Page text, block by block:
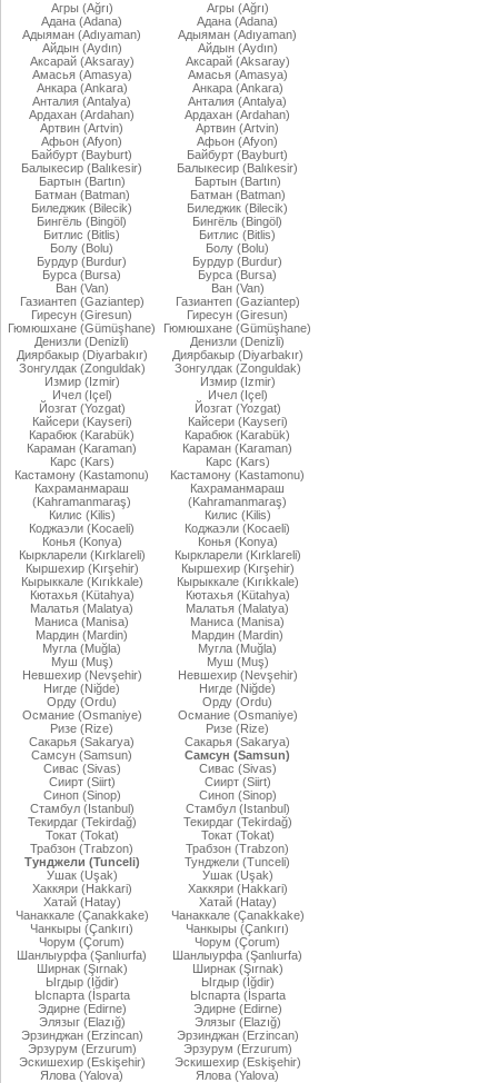
Агры (Ağrı)
Адана (Adana)
Адыяман (Adıyaman)
Айдын (Aydın)
Аксарай (Aksaray)
Амасья (Amasya)
Анкара (Ankara)
Анталия (Antalya)
Ардахан (Ardahan)
Артвин (Artvin)
Афьон (Afyon)
Байбурт (Bayburt)
Балыкесир (Balıkesir)
Бартын (Bartın)
Батман (Batman)
Биледжик (Bilecik)
Бингёль (Bingöl)
Битлис (Bitlis)
Болу (Bolu)
Бурдур (Burdur)
Бурса (Bursa)
Ван (Van)
Газиантеп (Gaziantep)
Гиресун (Giresun)
Гюмюшхане (Gümüşhane)
Денизли (Denizli)
Диярбакыр (Diyarbakır)
Зонгулдак (Zonguldak)
Измир (Izmir)
Ичел (Içel)
Йозгат (Yozgat)
Кайсери (Kayseri)
Карабюк (Karabük)
Караман (Karaman)
Карс (Kars)
Кастамону (Kastamonu)
Кахраманмараш
(Kahramanmaraş)
Килис (Kilis)
Коджаэли (Kocaeli)
Конья (Konya)
Кыркларели (Kırklareli)
Кыршехир (Kırşehir)
Кырыккале (Kırıkkale)
Кютахья (Kütahya)
Малатья (Malatya)
Маниса (Manisa)
Мардин (Mardin)
Мугла (Muğla)
Муш (Muş)
Невшехир (Nevşehir)
Нигде (Niğde)
Орду (Ordu)
Османие (Osmaniye)
Ризе (Rize)
Сакарья (Sakarya)
Самсун (Samsun)
Сивас (Sivas)
Сиирт (Siirt)
Синоп (Sinop)
Стамбул (Istanbul)
Текирдаг (Tekirdağ)
Токат (Tokat)
Трабзон (Trabzon)
Тунджели (Tunceli)
Ушак (Uşak)
Хаккяри (Hakkari)
Хатай (Hatay)
Чанаккале (Çanakkake)
Чанкыры (Çankırı)
Чорум (Çorum)
Шанлыурфа (Şanlıurfa)
Ширнак (Şırnak)
Ыгдыр (Iğdir)
Ыспарта (İsparta
Эдирне (Edirne)
Элязыг (Elazığ)
Эрзинджан (Erzincan)
Эрзурум (Erzurum)
Эскишехир (Eskişehir)
Ялова (Yalova)
Агры (Ağrı)
Адана (Adana)
Адыяман (Adıyaman)
Айдын (Aydın)
Аксарай (Aksaray)
Амасья (Amasya)
Анкара (Ankara)
Анталия (Antalya)
Ардахан (Ardahan)
Артвин (Artvin)
Афьон (Afyon)
Байбурт (Bayburt)
Балыкесир (Balıkesir)
Бартын (Bartın)
Батман (Batman)
Биледжик (Bilecik)
Бингёль (Bingöl)
Битлис (Bitlis)
Болу (Bolu)
Бурдур (Burdur)
Бурса (Bursa)
Ван (Van)
Газиантеп (Gaziantep)
Гиресун (Giresun)
Гюмюшхане (Gümüşhane)
Денизли (Denizli)
Диярбакыр (Diyarbakır)
Зонгулдак (Zonguldak)
Измир (Izmir)
Ичел (Içel)
Йозгат (Yozgat)
Кайсери (Kayseri)
Карабюк (Karabük)
Караман (Karaman)
Карс (Kars)
Кастамону (Kastamonu)
Кахраманмараш
(Kahramanmaraş)
Килис (Kilis)
Коджаэли (Kocaeli)
Конья (Konya)
Кыркларели (Kırklareli)
Кыршехир (Kırşehir)
Кырыккале (Kırıkkale)
Кютахья (Kütahya)
Малатья (Malatya)
Маниса (Manisa)
Мардин (Mardin)
Мугла (Muğla)
Муш (Muş)
Невшехир (Nevşehir)
Нигде (Niğde)
Орду (Ordu)
Османие (Osmaniye)
Ризе (Rize)
Сакарья (Sakarya)
Самсун (Samsun)
Сивас (Sivas)
Сиирт (Siirt)
Синоп (Sinop)
Стамбул (Istanbul)
Текирдаг (Tekirdağ)
Токат (Tokat)
Трабзон (Trabzon)
Тунджели (Tunceli)
Ушак (Uşak)
Хаккяри (Hakkari)
Хатай (Hatay)
Чанаккале (Çanakkake)
Чанкыры (Çankırı)
Чорум (Çorum)
Шанлыурфа (Şanlıurfa)
Ширнак (Şırnak)
Ыгдыр (Iğdir)
Ыспарта (İsparta
Эдирне (Edirne)
Элязыг (Elazığ)
Эрзинджан (Erzincan)
Эрзурум (Erzurum)
Эскишехир (Eskişehir)
Ялова (Yalova)